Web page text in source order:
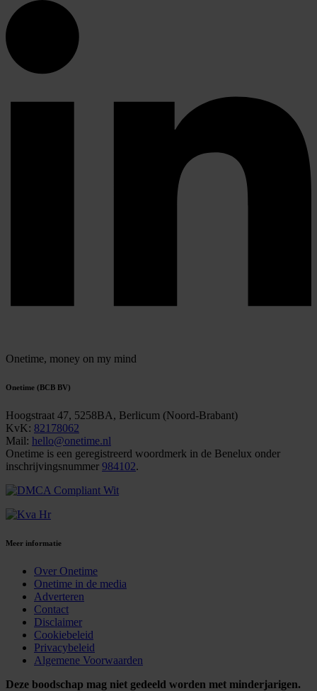
Onetime, money on my mind
Onetime (BCB BV)
Hoogstraat 47, 5258BA, Berlicum (Noord-Brabant)
KvK: 82178062
Mail: hello@onetime.nl
Onetime is een geregistreerd woordmerk in de Benelux onder
inschrijvingsnummer 984102.
Meer informatie
Over Onetime
Onetime in de media
Adverteren
Contact
Disclaimer
Cookiebeleid
Privacybeleid
Algemene Voorwaarden
Deze boodschap mag niet gedeeld worden met minderjarigen.